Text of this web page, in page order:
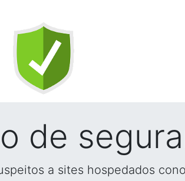
de
a sites hospedados